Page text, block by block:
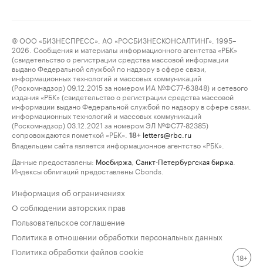
© ООО «БИЗНЕСПРЕСС», АО «РОСБИЗНЕСКОНСАЛТИНГ», 1995–
2026. Сообщения и материалы информационного агентства «РБК»
(свидетельство о регистрации средства массовой информации
выдано Федеральной службой по надзору в сфере связи,
информационных технологий и массовых коммуникаций
(Роскомнадзор) 09.12.2015 за номером ИА №ФС77-63848) и сетевого
издания «РБК» (свидетельство о регистрации средства массовой
информации выдано Федеральной службой по надзору в сфере связи,
информационных технологий и массовых коммуникаций
(Роскомнадзор) 03.12.2021 за номером ЭЛ №ФС77-82385)
сопровождаются пометкой «РБК».
18+ letters@rbc.ru
Владельцем сайта является информационное агентство «РБК».
Данные предоставлены: Мосбиржа Санкт-Петербургская биржа
Индексы облигаций предоставлены Cbonds.
Информация об ограничениях
О соблюдении авторских прав
Пользовательское соглашение
Политика в отношении обработки персональных данных
Политика обработки файлов cookie
18+